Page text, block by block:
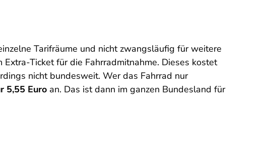
Tarifräume und nicht zwangsläufig für weitere
Ticket für die Fahrradmitnahme. Dieses kostet
nicht bundesweit. Wer das Fahrrad nur
5,55 Euro an. Das ist dann im ganzen Bundesland für